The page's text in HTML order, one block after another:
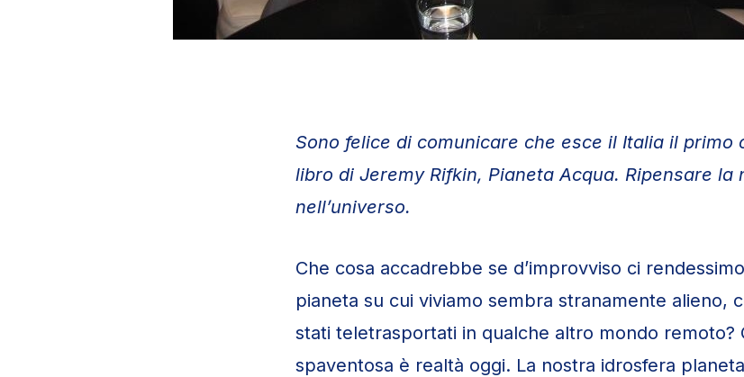
Sono felice di comunicare che esce il Italia il primo
libro di Jeremy Rifkin, Pianeta Acqua. Ripensare la
nell’universo.
Che cosa accadrebbe se d’improvviso ci
pianeta su cui viviamo sembra stranamente alieno,
stati teletrasportati in qualche altro mondo remoto?
spaventosa è realtà oggi. La nostra idrosfera